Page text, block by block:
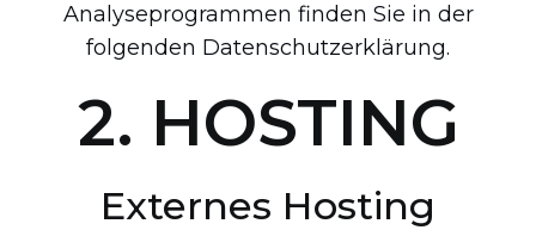
Analyseprogrammen finden Sie in der
folgenden Datenschutzerklärung.
2. HOSTING
Externes Hosting